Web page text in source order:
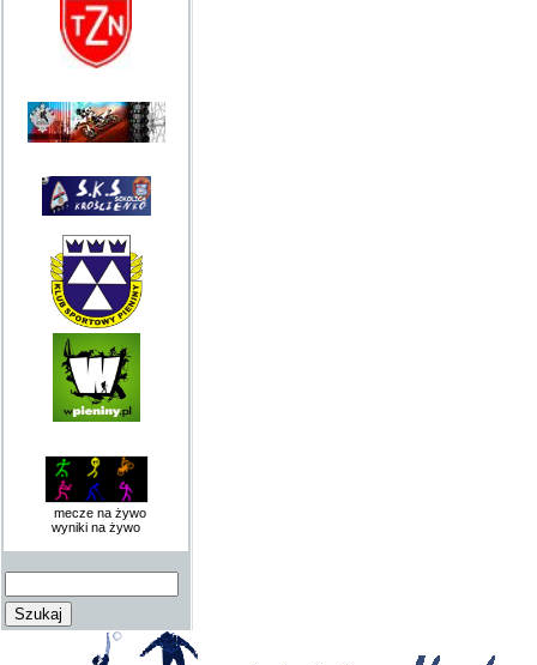
mecze na żywo
wyniki na żywo